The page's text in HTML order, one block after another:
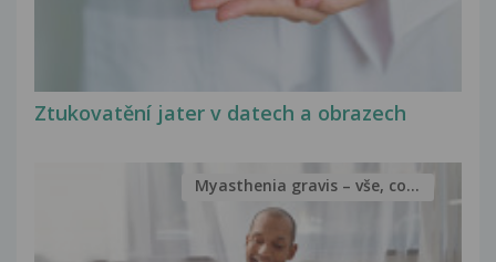
Ztukovatění jater v datech a obrazech
Myasthenia gravis – vše, co...